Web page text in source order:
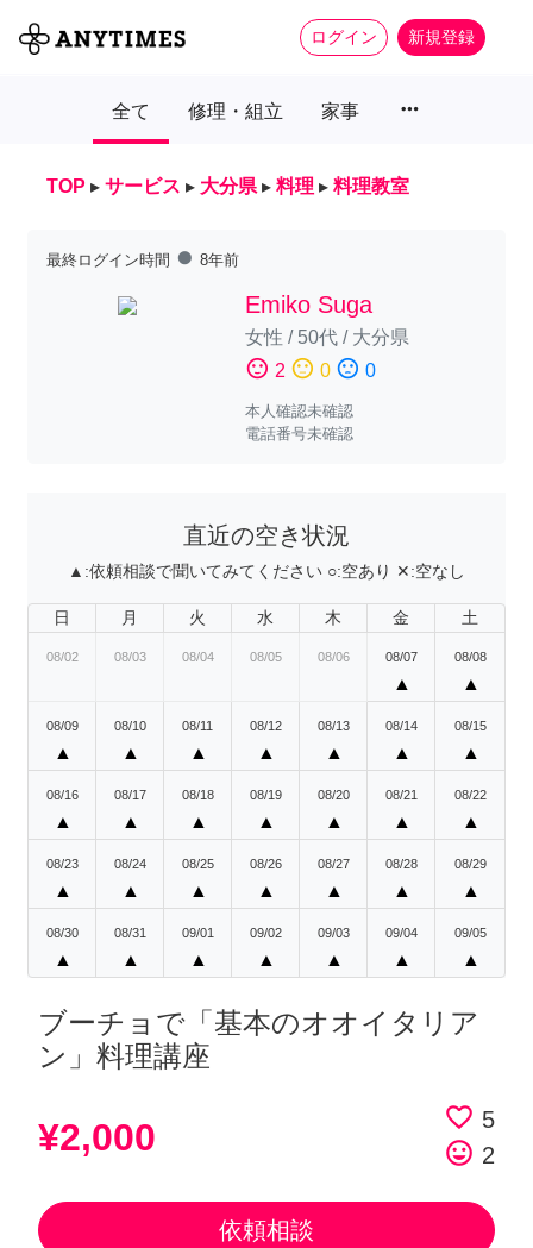
ログイン 新規登録
全て 修理・組立 家事 more_horiz
TOP ▸ サービス ▸ 大分県 ▸ 料理 ▸ 料理教室
最終ログイン時間 fiber_manual_record 8年前
Emiko Suga
女性 / 50代/ 大分県
sentiment_satisfied 2 sentiment_neutral 0 sentiment_dissatisfied 0
本人確認未確認
電話番号未確認
直近の空き状況
▲:依頼相談で聞いてみてください ○:空あり ✕:空なし
日 月 火 水 木 金 土
08/02 08/03 08/04 08/05 08/06 08/07
▲
08/08
▲
08/09
▲
08/10
▲
08/11
▲
08/12
▲
08/13
▲
08/14
▲
08/15
▲
08/16
▲
08/17
▲
08/18
▲
08/19
▲
08/20
▲
08/21
▲
08/22
▲
08/23
▲
08/24
▲
08/25
▲
08/26
▲
08/27
▲
08/28
▲
08/29
▲
08/30
▲
08/31
▲
09/01
▲
09/02
▲
09/03
▲
09/04
▲
09/05
▲
ブーチョで「基本のオオイタリア
ン」料理講座
¥2,000 favorite_border 5
tag_faces 2
依頼相談